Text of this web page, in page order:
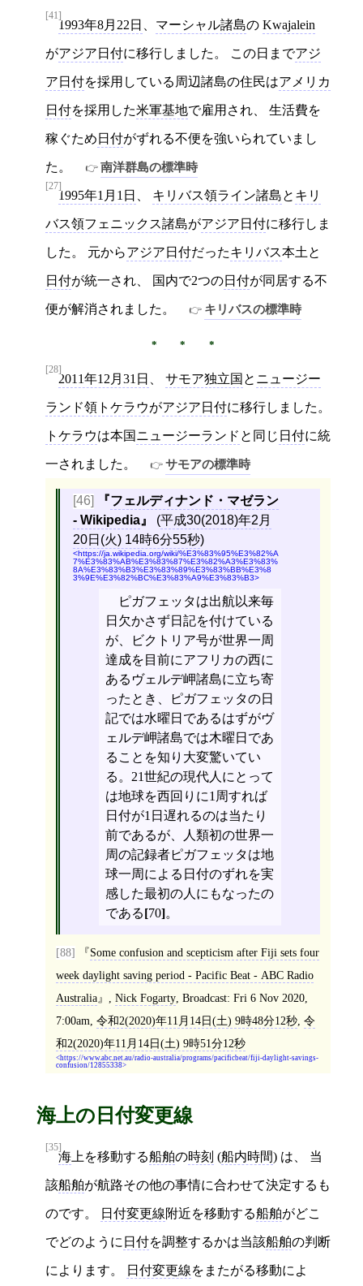
[41]
1993年8月22日 マーシャル諸島の Kwajalein
がアジア日付に移行しました。 この日までアジ
ア日付を採用している周辺諸島の住民はアメリカ
日付を採用した米軍基地で雇用され、 生活費を
稼ぐため 日付がずれる不便を強いられていまし
た。 南洋群島の標準時
[27]
1995年1月1日 キリバス領ライン諸島と キリ
バス領フェニックス諸島がアジア日付に移行しま
した。 元からアジア日付だったキリバス本土と
日付が統一され、 国内で2つの日付が同居する不
便が解消されました。 キリバスの標準時
[28]
2011年12月31日 サモア独立国 と ニュージー
ランド領トケラウがアジア日付に移行しました。
トケラウは本国ニュージーランド と同じ 日付に統
一されました。 サモアの標準時
[46]
フェルディナンド・マゼラン
- Wikipedia
(平成30(2018)年2月
20日(火) 14時6分55秒)
https://ja.wikipedia.org/wiki/%E3%83%95%E3%82%A
7%E3%83%AB%E3%83%87%E3%82%A3%E3%83%
8A%E3%83%B3%E3%83%89%E3%83%BB%E3%8
3%9E%E3%82%BC%E3%83%A9%E3%83%B3
ピガフェッタは出航以来毎
日欠かさず日記を付けている
が、ビクトリア号が世界一周
達成を目前にアフリカの西に
あるヴェルデ岬諸島に立ち寄
ったとき、ピガフェッタの日
記では水曜日であるはずがヴ
ェルデ岬諸島では木曜日であ
ることを知り大変驚いてい
る。21世紀の現代人にとって
は地球を西回りに1周すれば
日付が1日遅れるのは当たり
前であるが、人類初の世界一
周の記録者ピガフェッタは地
球一周による日付のずれを実
感した最初の人にもなったの
である[70]。
[88]
Some confusion and scepticism after Fiji sets four
week daylight saving period - Pacific Beat - ABC Radio
Australia
Nick Fogarty, Broadcast: Fri 6 Nov 2020,
7:00am, 令和2(2020)年11月14日(土) 9時48分12秒, 令
和2(2020)年11月14日(土) 9時51分12秒
https://www.abc.net.au/radio-australia/programs/pacificbeat/fiji-daylight-savings-
confusion/12855338
海上の日付変更線
[35]
海 上を移動する船舶の時刻 (船内時間) は、 当
該船舶が航路その他の事情に合わせて決定するも
のです。 日付変更線附近を移動する船舶がどこ
でどのように 日付を調整するかは当該船舶の判断
によります。 日付変更線をまたがる移動によ